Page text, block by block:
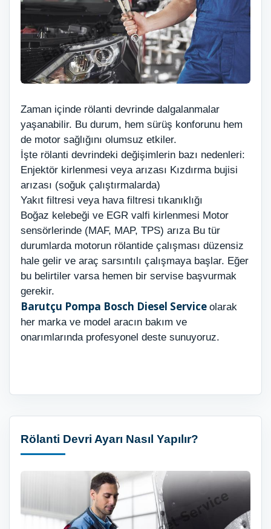
Zaman içinde rölanti devrinde dalgalanmalar
yaşanabilir. Bu durum, hem sürüş konforunu hem
de motor sağlığını olumsuz etkiler.
İşte rölanti devrindeki değişimlerin bazı nedenleri:
Enjektör kirlenmesi veya arızası Kızdırma bujisi
arızası (soğuk çalıştırmalarda)
Yakıt filtresi veya hava filtresi tıkanıklığı
Boğaz kelebeği ve EGR valfi kirlenmesi Motor
sensörlerinde (MAF, MAP, TPS) arıza Bu tür
durumlarda motorun rölantide çalışması düzensiz
hale gelir ve araç sarsıntılı çalışmaya başlar. Eğer
bu belirtiler varsa hemen bir servise başvurmak
gerekir.
Barutçu Pompa Bosch Diesel Service olarak
her marka ve model aracın bakım ve
onarımlarında profesyonel deste sunuyoruz.
Rölanti Devri Ayarı Nasıl Yapılır?